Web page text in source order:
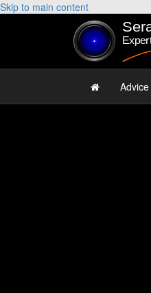
Skip to main content
Advice